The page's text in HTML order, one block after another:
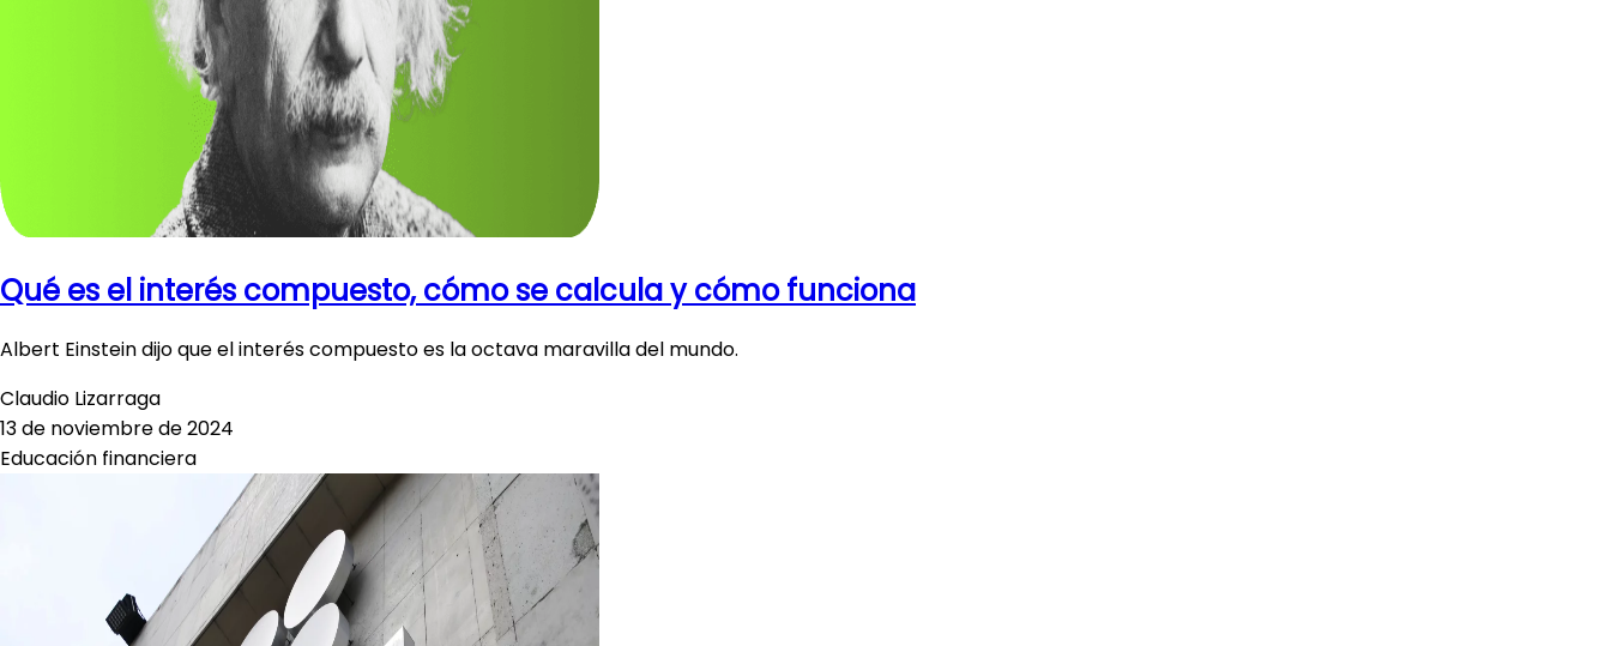
Qué es el interés compuesto, cómo se calcula y cómo funciona
Albert Einstein dijo que el interés compuesto es la octava maravilla del mundo.
Claudio Lizarraga
13 de noviembre de 2024
Educación financiera